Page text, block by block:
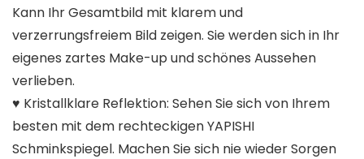
Kann Ihr Gesamtbild mit klarem und
verzerrungsfreiem Bild zeigen. Sie werden sich in Ihr
eigenes zartes Make-up und schönes Aussehen
verlieben.
♥ Kristallklare Reflektion: Sehen Sie sich von Ihrem
besten mit dem rechteckigen YAPISHI
Schminkspiegel. Machen Sie sich nie wieder Sorgen